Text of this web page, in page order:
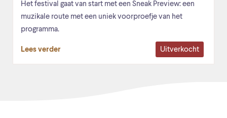
Het festival gaat van start met een Sneak Preview: een
muzikale route met een uniek voorproefje van het
programma.
Lees verder Uitverkocht